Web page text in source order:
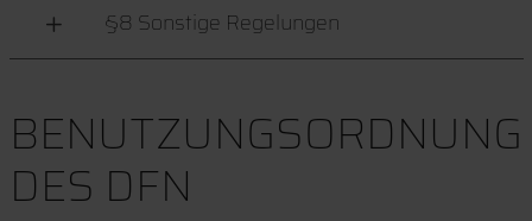
§8 Sonstige Regelungen
BENUTZUNGSORDNUNG
DES DFN